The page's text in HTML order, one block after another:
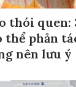
thói quen:
thể phản
nên lưu ý